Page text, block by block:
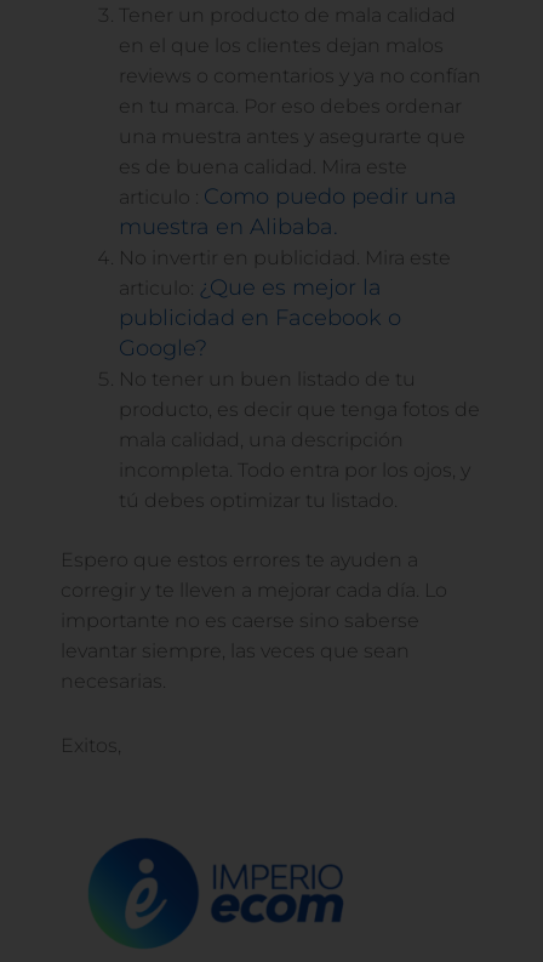
Tener un producto de mala calidad
en el que los clientes dejan malos
reviews o comentarios y ya no confían
en tu marca. Por eso debes ordenar
una muestra antes y asegurarte que
es de buena calidad. Mira este
articulo : Como puedo pedir una
muestra en Alibaba.
No invertir en publicidad. Mira este
articulo: ¿Que es mejor la
publicidad en Facebook o
Google?
No tener un buen listado de tu
producto, es decir que tenga fotos de
mala calidad, una descripción
incompleta. Todo entra por los ojos, y
tú debes optimizar tu listado.
Espero que estos errores te ayuden a
corregir y te lleven a mejorar cada día. Lo
importante no es caerse sino saberse
levantar siempre, las veces que sean
necesarias.
Exitos,